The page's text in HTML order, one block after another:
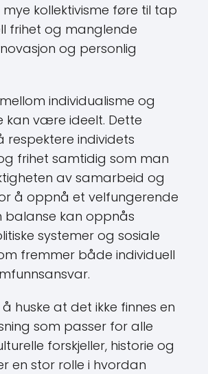
kollektivisme føre til tap
frihet og manglende
og personlig
individualisme og
kan være ideelt. Dette
individets
frihet samtidig som man
av samarbeid og
å oppnå et velfungerende
balanse kan oppnås
systemer og sosiale
fremmer både individuell
huske at det ikke finnes en
som passer for alle
forskjeller, historie og
en stor rolle i hvordan